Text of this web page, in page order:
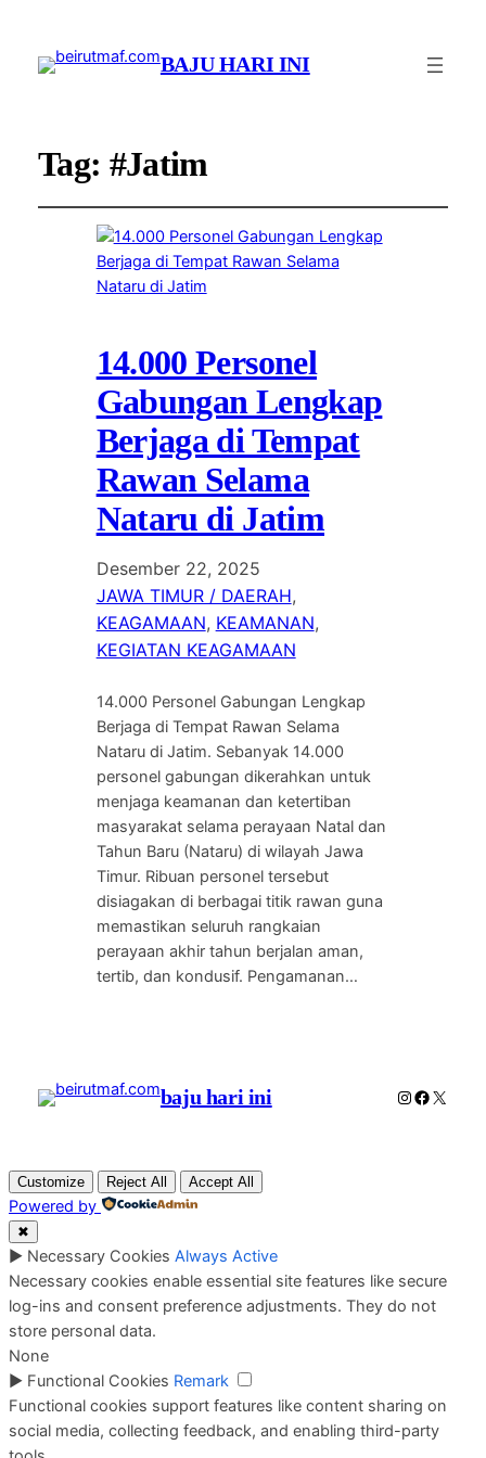
BAJU HARI INI
Tag: #Jatim
14.000 Personel
Gabungan Lengkap
Berjaga di Tempat
Rawan Selama
Nataru di Jatim
Desember 22, 2025
JAWA TIMUR / DAERAH
KEAGAMAAN, KEAMANAN
KEGIATAN KEAGAMAAN
14.000 Personel Gabungan Lengkap
Berjaga di Tempat Rawan Selama
Nataru di Jatim. Sebanyak 14.000
personel gabungan dikerahkan untuk
menjaga keamanan dan ketertiban
masyarakat selama perayaan Natal dan
Tahun Baru (Nataru) di wilayah Jawa
Timur. Ribuan personel tersebut
disiagakan di berbagai titik rawan guna
memastikan seluruh rangkaian
perayaan akhir tahun berjalan aman,
tertib, dan kondusif. Pengamanan…
baju hari ini Instagram
X
Customize Reject All Accept All
Powered by
✖
► Necessary Cookies Always Active
Necessary cookies enable essential site features like secure
log-ins and consent preference adjustments. They do not
store personal data.
None
► Functional Cookies Remark
Functional cookies support features like content sharing on
social media, collecting feedback, and enabling third-party